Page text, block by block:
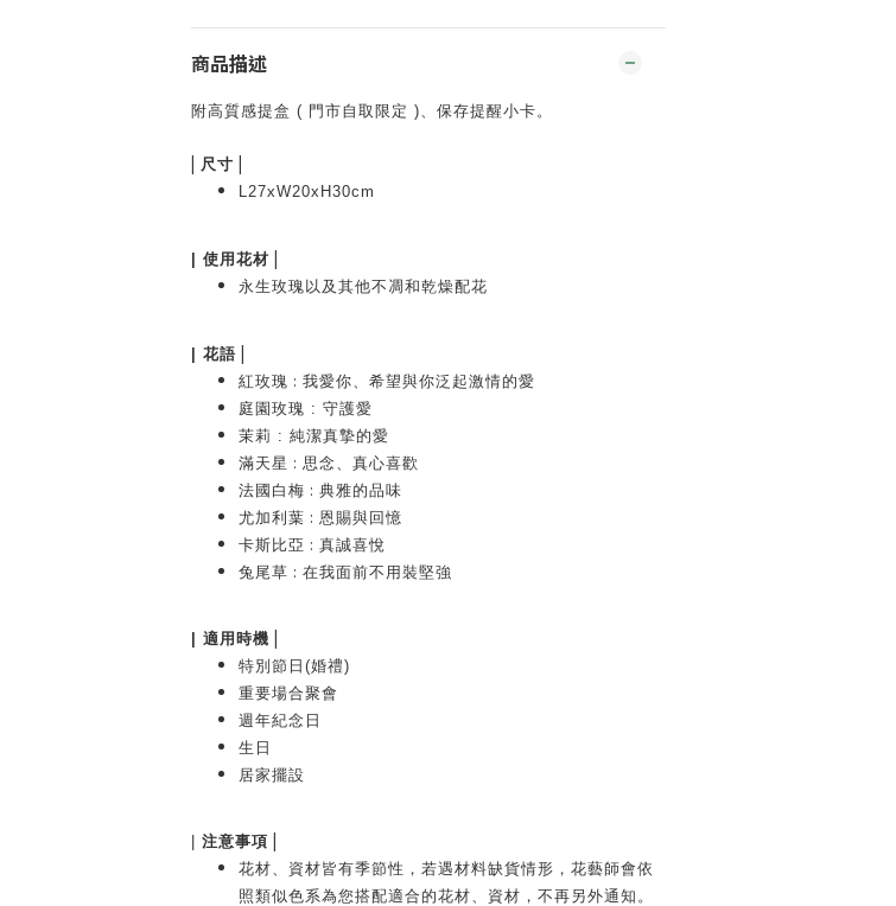
商品描述
附高質感提盒 ( 門市自取限定 )、保存提醒小卡。
| 尺寸 |
L27xW20xH30cm
使用花材 |
永生玫瑰以及其他不凋和乾燥配花
花語|
紅玫瑰 : 我愛你、希望與你泛起激情的愛
庭園玫瑰 : 守護愛
茉莉 : 純潔真摯的愛
滿天星 : 思念、真心喜歡
法國白梅 : 典雅的品味
尤加利葉 : 恩賜與回憶
卡斯比亞 : 真誠喜悅
兔尾草 : 在我面前不用裝堅強
| 適用時機 |
特別節日(婚禮)
重要場合聚會
週年紀念日
生日
居家擺設
注意事項 |
花材、資材皆有季節性，若遇材料缺貨情形，花藝師會依
照類似色系為您搭配適合的花材、資材，不再另外通知。